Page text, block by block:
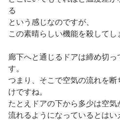
る
という感じなのですが、
この素晴らしい機能を殺してし
廊下へと通じるドアは締め切
す。
つまり、そこで空気の流れを
けですね。
たとえドアの下から多少は空気
流れるようになっているとはい